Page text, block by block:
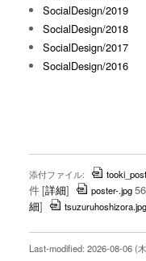
SocialDesign/2019
SocialDesign/2018
SocialDesign/2017
SocialDesign/2016
添付ファイル:
件[詳細] poster-.jpg
細] tsuzuruhoshizora.jpg
Last-modified: 2026-08-06 (